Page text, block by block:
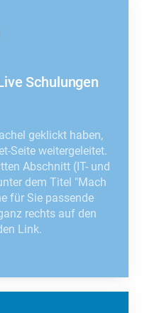
Schulungen
geklickt haben,
Seite weitergeleitet.
Abschnitt (IT- und
dem Titel "Mach
für Sie passende
rechts auf den
Link.